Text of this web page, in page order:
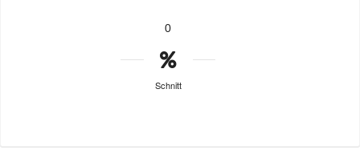
0
Schnitt